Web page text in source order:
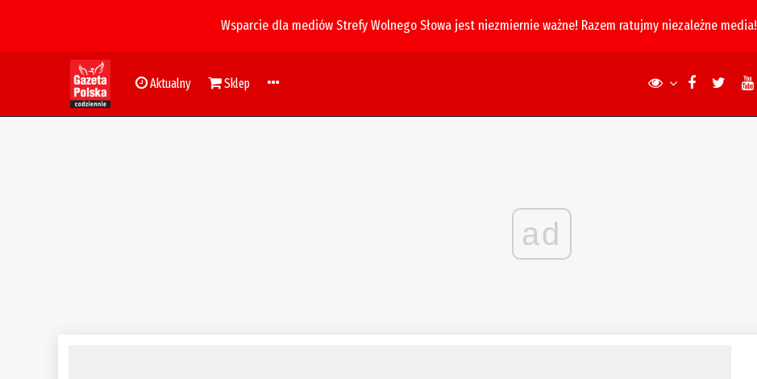
Wsparcie dla mediów Strefy Wolnego Słowa jest niezmiernie ważne! Razem ratujmy niezależne media!
Aktualny Sklep
ad